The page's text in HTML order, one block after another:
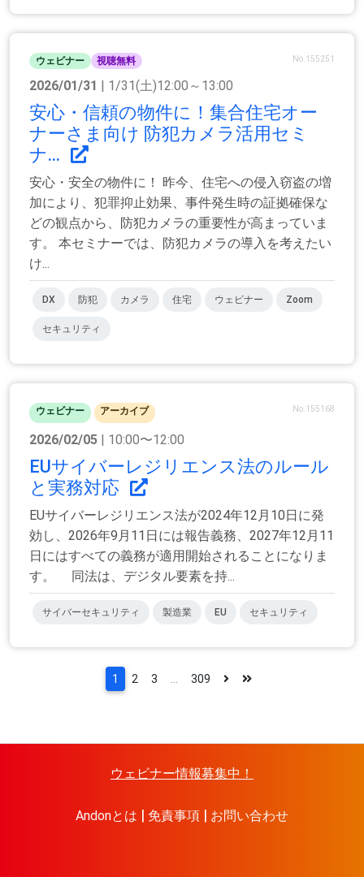
ウェビナー 視聴無料 No.155251
2026/01/31 | 1/31(土)12:00～13:00
安心・信頼の物件に！集合住宅オー
ナーさま向け 防犯カメラ活用セミ
ナ...
安心・安全の物件に！ 昨今、住宅への侵入窃盗の増
加により、犯罪抑止効果、事件発生時の証拠確保な
どの観点から、防犯カメラの重要性が高まっていま
す。 本セミナーでは、防犯カメラの導入を考えたい
け...
DX 防犯 カメラ 住宅 ウェビナー Zoom
セキュリティ
ウェビナー アーカイブ No.155168
2026/02/05 | 10:00〜12:00
EUサイバーレジリエンス法のルール
と実務対応
EUサイバーレジリエンス法が2024年12月10日に発
効し、2026年9月11日には報告義務、2027年12月11
日にはすべての義務が適用開始されることになりま
す。 同法は、デジタル要素を持...
サイバーセキュリティ 製造業 EU セキュリティ
1 2 3 309
ウェビナー情報募集中！
Andonとは 免責事項 お問い合わせ